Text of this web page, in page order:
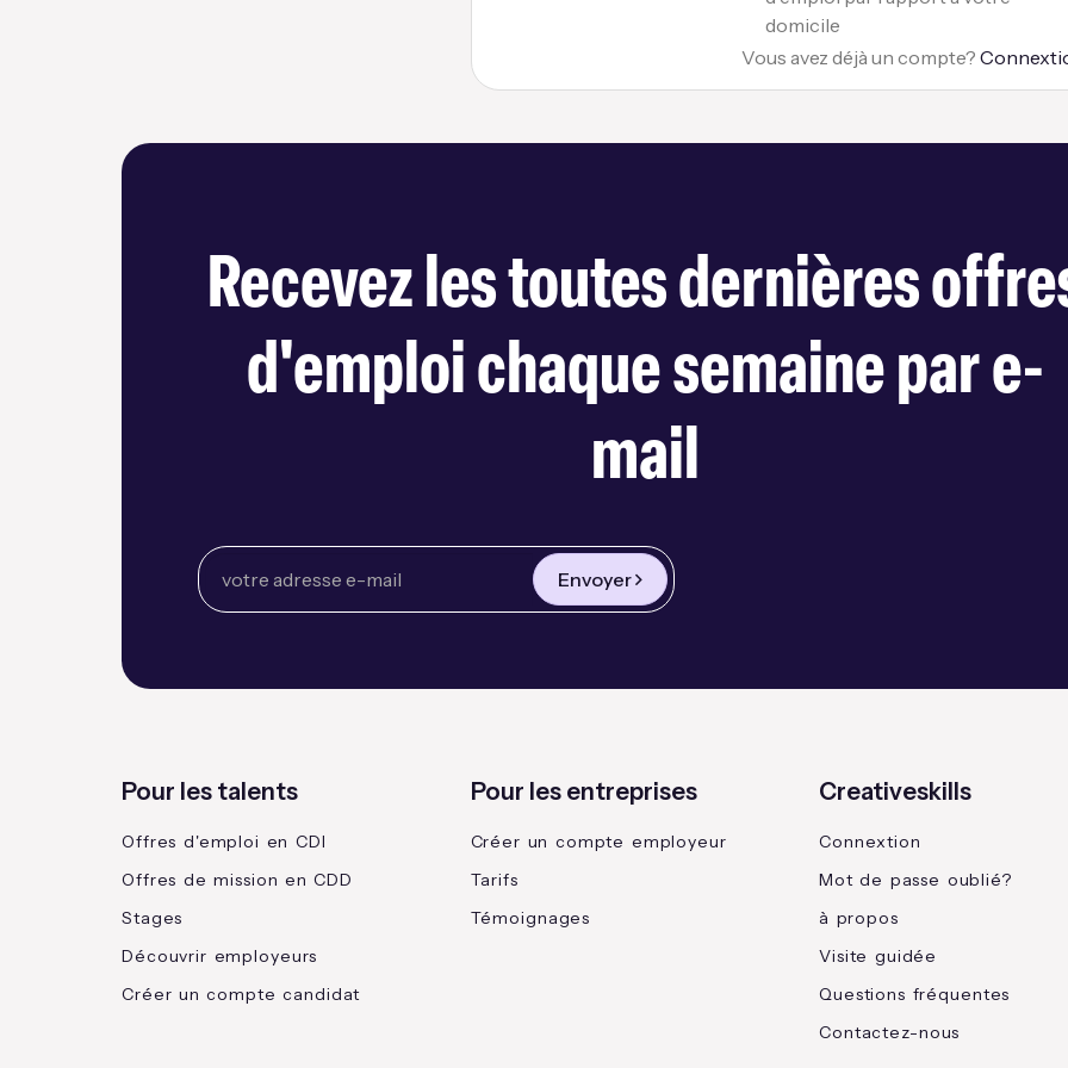
domicile
Vous avez déjà un compte?
Recevez les toutes dernières
d'emploi chaque semaine par e-
mail
Envoyer
Pour les talents
Offres d'emploi en CDI
Offres de mission en CDD
Stages
Découvrir employeurs
Créer un compte candidat
Pour les entreprises
Créer un compte employeur
Tarifs
Témoignages
Creativeskills
Connextion
Mot de passe oublié?
à propos
Visite guidée
Questions fréquentes
Contactez-nous